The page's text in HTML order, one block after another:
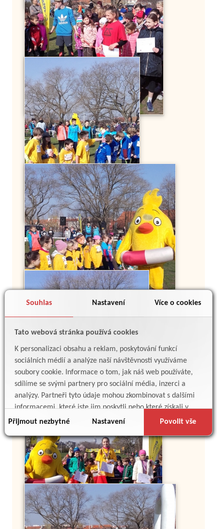
Souhlas Nastavení Více o cookies
Tato webová stránka používá cookies
K personalizaci obsahu a reklam, poskytování funkcí
sociálních médií a analýze naší návštěvnosti využíváme
soubory cookie. Informace o tom, jak náš web používáte,
sdílíme se svými partnery pro sociální média, inzerci a
analýzy. Partneři tyto údaje mohou zkombinovat s dalšími
informacemi, které jste jim poskytli nebo které získali v
důsledku toho, že používáte jejich služby.
Přijmout nezbytné Nastavení Povolit vše